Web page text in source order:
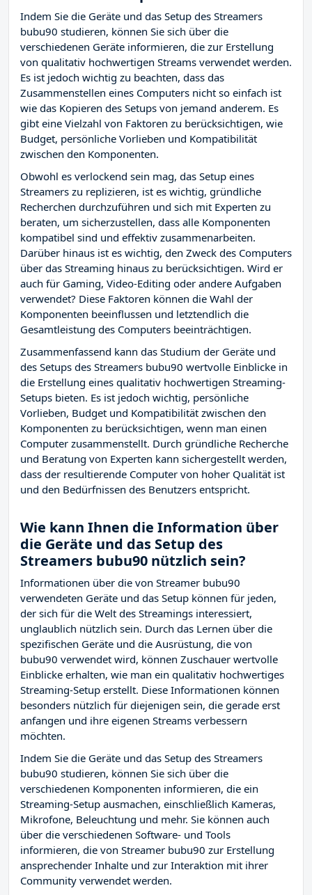
Indem Sie die Geräte und das Setup des Streamers
bubu90 studieren, können Sie sich über die
verschiedenen Geräte informieren, die zur Erstellung
von qualitativ hochwertigen Streams verwendet werden.
Es ist jedoch wichtig zu beachten, dass das
Zusammenstellen eines Computers nicht so einfach ist
wie das Kopieren des Setups von jemand anderem. Es
gibt eine Vielzahl von Faktoren zu berücksichtigen, wie
Budget, persönliche Vorlieben und Kompatibilität
zwischen den Komponenten.
Obwohl es verlockend sein mag, das Setup eines
Streamers zu replizieren, ist es wichtig, gründliche
Recherchen durchzuführen und sich mit Experten zu
beraten, um sicherzustellen, dass alle Komponenten
kompatibel sind und effektiv zusammenarbeiten.
Darüber hinaus ist es wichtig, den Zweck des Computers
über das Streaming hinaus zu berücksichtigen. Wird er
auch für Gaming, Video-Editing oder andere Aufgaben
verwendet? Diese Faktoren können die Wahl der
Komponenten beeinflussen und letztendlich die
Gesamtleistung des Computers beeinträchtigen.
Zusammenfassend kann das Studium der Geräte und
des Setups des Streamers bubu90 wertvolle Einblicke in
die Erstellung eines qualitativ hochwertigen Streaming-
Setups bieten. Es ist jedoch wichtig, persönliche
Vorlieben, Budget und Kompatibilität zwischen den
Komponenten zu berücksichtigen, wenn man einen
Computer zusammenstellt. Durch gründliche Recherche
und Beratung von Experten kann sichergestellt werden,
dass der resultierende Computer von hoher Qualität ist
und den Bedürfnissen des Benutzers entspricht.
Wie kann Ihnen die Information über
die Geräte und das Setup des
Streamers bubu90 nützlich sein?
Informationen über die von Streamer bubu90
verwendeten Geräte und das Setup können für jeden,
der sich für die Welt des Streamings interessiert,
unglaublich nützlich sein. Durch das Lernen über die
spezifischen Geräte und die Ausrüstung, die von
bubu90 verwendet wird, können Zuschauer wertvolle
Einblicke erhalten, wie man ein qualitativ hochwertiges
Streaming-Setup erstellt. Diese Informationen können
besonders nützlich für diejenigen sein, die gerade erst
anfangen und ihre eigenen Streams verbessern
möchten.
Indem Sie die Geräte und das Setup des Streamers
bubu90 studieren, können Sie sich über die
verschiedenen Komponenten informieren, die ein
Streaming-Setup ausmachen, einschließlich Kameras,
Mikrofone, Beleuchtung und mehr. Sie können auch
über die verschiedenen Software- und Tools
informieren, die von Streamer bubu90 zur Erstellung
ansprechender Inhalte und zur Interaktion mit ihrer
Community verwendet werden.